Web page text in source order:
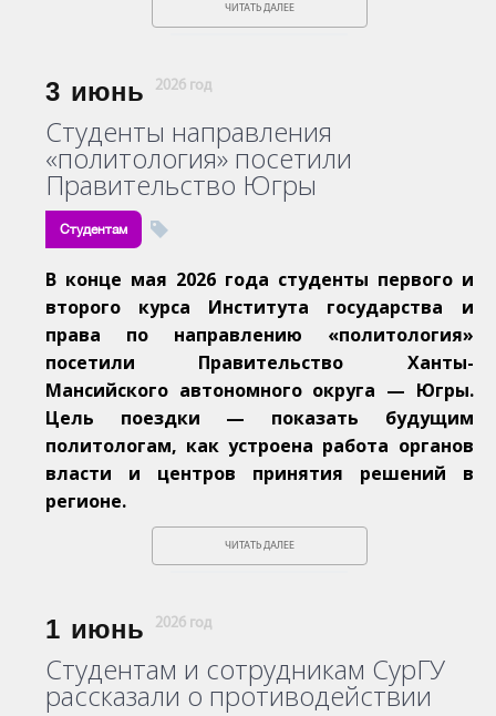
ЧИТАТЬ ДАЛЕЕ
3 июнь 2026 год
Студенты направления
«политология» посетили
Правительство Югры
Студентам
В конце мая 2026 года студенты первого и
второго курса Института государства и
права по направлению «политология»
посетили Правительство Ханты-
Мансийского автономного округа — Югры.
Цель поездки — показать будущим
политологам, как устроена работа органов
власти и центров принятия решений в
регионе.
ЧИТАТЬ ДАЛЕЕ
1 июнь 2026 год
Студентам и сотрудникам СурГУ
рассказали о противодействии